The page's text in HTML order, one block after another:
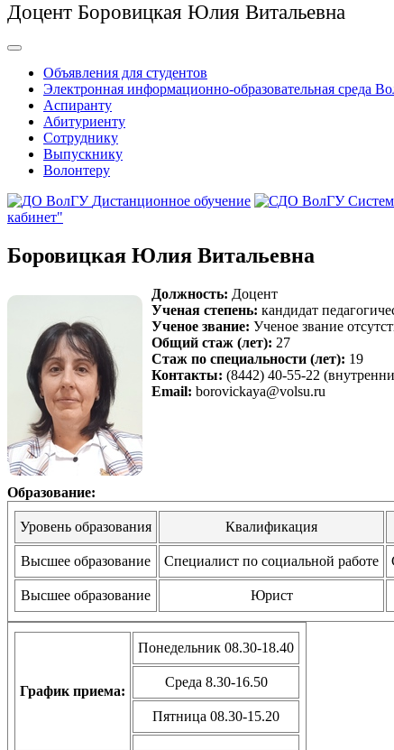
Доцент Боровицкая Юлия Витальевна
Объявления для студентов
Электронная информационно-образовательная среда
Аспиранту
Абитуриенту
Сотруднику
Выпускнику
Волонтеру
Дистанционное обучение
кабинет"
Боровицкая Юлия Витальевна
Должность: Доцент
Ученая степень: кандидат
Ученое звание: Ученое звание
Общий стаж (лет): 27
Стаж по специальности (лет): 19
Контакты: (8442) 40-55-22
Email: borovickaya@volsu.ru
Образование:
Уровень образования Квалификация
Высшее образование Специалист по социальной работе
Высшее образование Юрист
График приема:
Понедельник 08.30-18.40
Среда 8.30-16.50
Пятница 08.30-15.20